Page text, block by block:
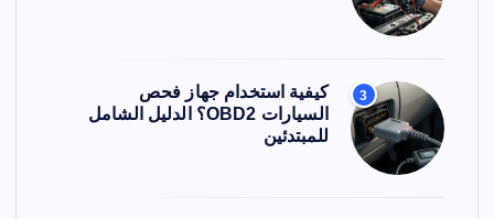
3
كيفية استخدام جهاز فحص
السيارات OBD2؟ الدليل الشامل
للمبتدئين